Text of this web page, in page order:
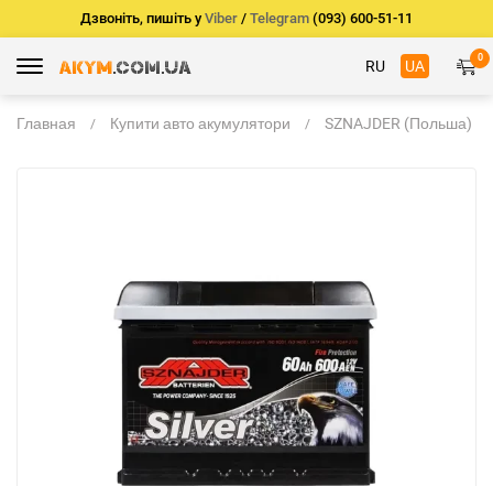
Дзвоніть, пишіть у Viber / Telegram (093) 600-51-11
RU UA 0
Главная Купити авто акумулятори SZNAJDER (Польша)